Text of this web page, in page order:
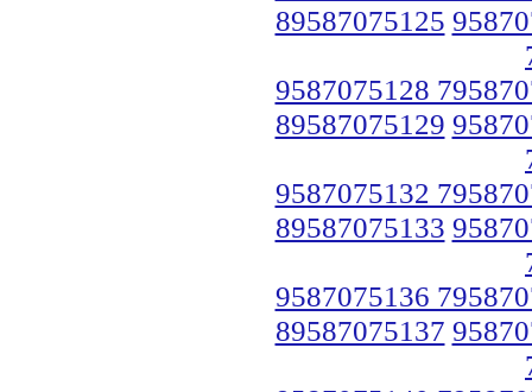
89587075125
9587075128
89587075129
9587075132
89587075133
9587075136
89587075137